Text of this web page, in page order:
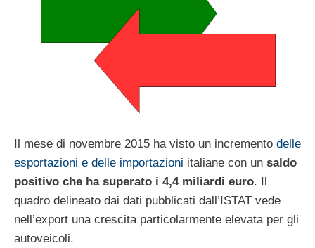
Il mese di novembre 2015 ha visto un incremento delle
esportazioni e delle importazioni italiane con un saldo
positivo che ha superato i 4,4 miliardi euro. Il
quadro delineato dai dati pubblicati dall’ISTAT vede
nell’export una crescita particolarmente elevata per gli
autoveicoli.